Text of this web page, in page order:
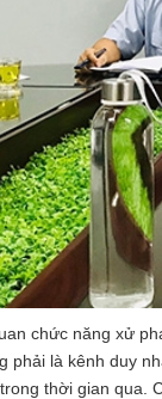
chức năng xử
phải là kênh duy
thời gian qua.